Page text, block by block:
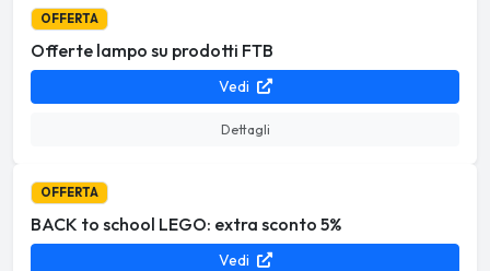
OFFERTA
Offerte lampo su prodotti FTB
Vedi
Dettagli
OFFERTA
BACK to school LEGO: extra sconto 5%
Vedi